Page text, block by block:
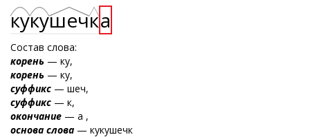
кукушечка
Состав слова:
корень — ку,
корень — ку,
суффикс — шеч,
суффикс — к,
окончание — а ,
основа слова — кукушечк